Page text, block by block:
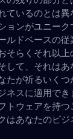
ているのとは異
ョンがユニー
ルドベースの従
そらくそれ以
して、それは
たが祈るいく
ネスに適用でき
トウェアを持
はあなたのビ